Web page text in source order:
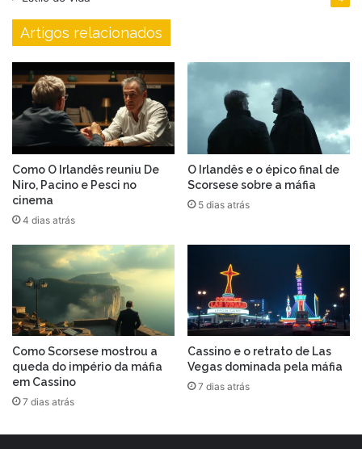
Artigos relacionados
Como O Irlandês reuniu De
Niro, Pacino e Pesci no
cinema
4 dias atrás
O Irlandês e o épico final de
Scorsese sobre a máfia
5 dias atrás
Como Scorsese mostrou a
queda do império da máfia
em Cassino
7 dias atrás
Cassino e o retrato de Las
Vegas dominada pela máfia
7 dias atrás